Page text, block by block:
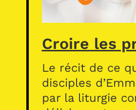
Croire les
Le récit de ce
disciples
par la liturgie